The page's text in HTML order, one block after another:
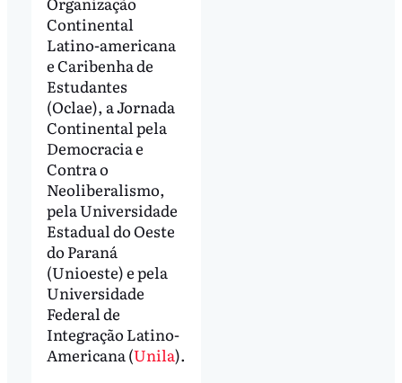
Continental
Latino-americana
e Caribenha de
Estudantes
(Oclae), a Jornada
Continental pela
Democracia e
Contra o
Neoliberalismo,
pela Universidade
Estadual do Oeste
do Paraná
(Unioeste) e pela
Universidade
Federal de
Integração Latino-
Americana (Unila).